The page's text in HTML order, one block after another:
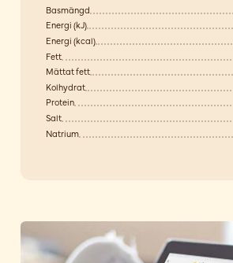
Basmängd
Energi (kJ)
Energi (kcal)
Fett
Mättat fett
Kolhydrat
Protein
Salt
Natrium